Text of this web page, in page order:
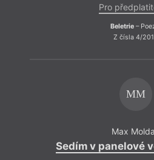
Pro
Beletrie –
Z čísla 4/
MM
Max
Sedím v panelové